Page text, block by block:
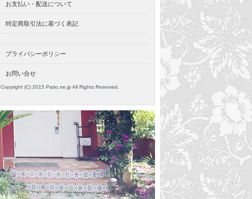
お支払い・配送について
特定商取引法に基づく表記
プライバシーポリシー
お問い合せ
Copyright (C) 2015 Patio.ne.jp All Rights Reserved.